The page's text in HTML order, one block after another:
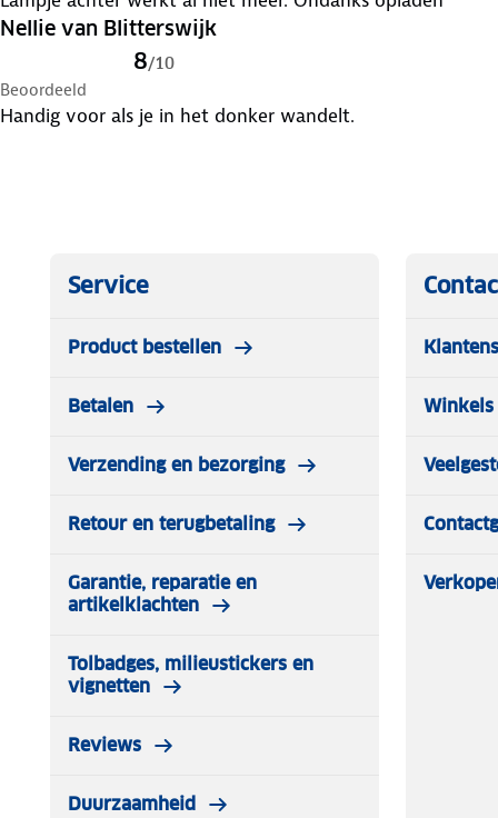
Nellie van Blitterswijk
8/10
Beoordeeld
Handig voor als je in het donker wandelt.
Service
Product bestellen
Betalen
Verzending en bezorging
Retour en terugbetaling
Garantie, reparatie en
artikelklachten
Tolbadges, milieustickers en
vignetten
Reviews
Duurzaamheid